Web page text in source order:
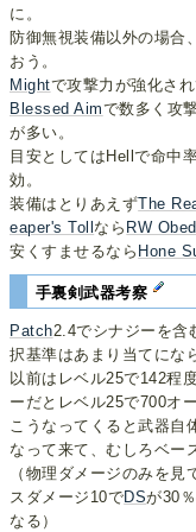
に。
防御無視装備以外の場合
おう。
Mightで攻撃力が強化さ
Blessed Aimで数多く攻
が多い。
目安としてはHellで命中
効。
装備はとりあえずThe
eaper's Toll なら RW
安くすませるなら Hone
手裏剣武器考察
Patch2.4でシナジーを含
択基準はあまり当てにな
以前はレベル25で142程
ーだとレベル25で700オ
こうなってくると武器自
なって来て、むしろベー
（物理ダメージのみを
スダメージ10でDSが30
なる）